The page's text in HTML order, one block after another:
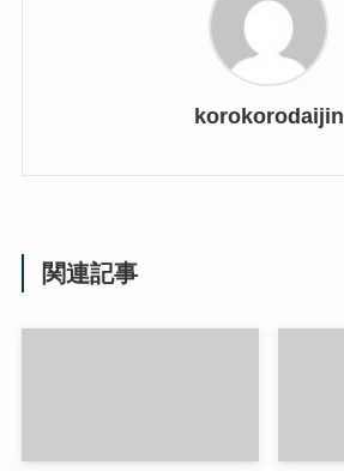
korokorodaijin
関連記事